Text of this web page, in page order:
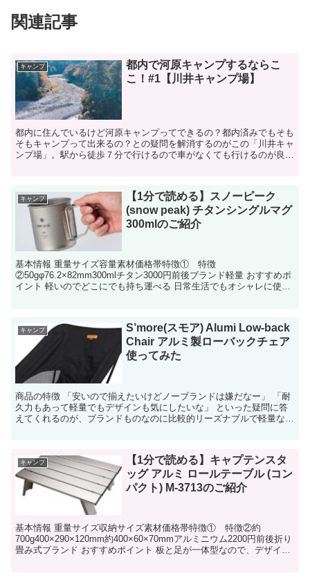
関連記事
キャンプ
都内で河原キャンプするならこ
こ！#1【川井キャンプ場】
都内に住んでいるけど河原キャンプってできるの？都内済みでもそも
そもキャンプって出来るの？との疑問を解消するのがこの「川井キャ
ンプ場」。駅から徒歩７分で行けるので車がなくても行けるのが良い
キャンプ
【1分で読める】スノーピーク
(snow peak) チタンシングルマグ
300mlのご紹介
基本情報 重量サイズ容量素材価格帯特徴① 特徴
②50gφ76.2×82mm300mlチタン3000円前後ブランド軽量 おすすめポ
イント 軽いのでどこにでも持ち運べる 日常生活でもオシャレに使用
キャンプ
S’more(スモア) Alumi Low-back
Chair アルミ製ローバックチェア
使ってみた
商品の特徴 「安いので揃えたいけどノーブランドは嫌だなー」 「耐
久力もあって軽量でもデザインも気にしたいな」 といった疑問に答
えてくれるのが、ブランドものなのに比較的リーズナブルで軽量なこ
キャンプ
【1分で読める】キャプテンスタ
ッグ アルミ ロールテーブル (コン
パクト) M-3713のご紹介
基本情報 重量サイズ収納サイズ素材価格帯特徴① 特徴②約
700g400×290×120mm約400×60×70mmアルミニウム2200円前後折り
畳み式ブランド おすすめポイント 板と足が一体型なので、デザイン